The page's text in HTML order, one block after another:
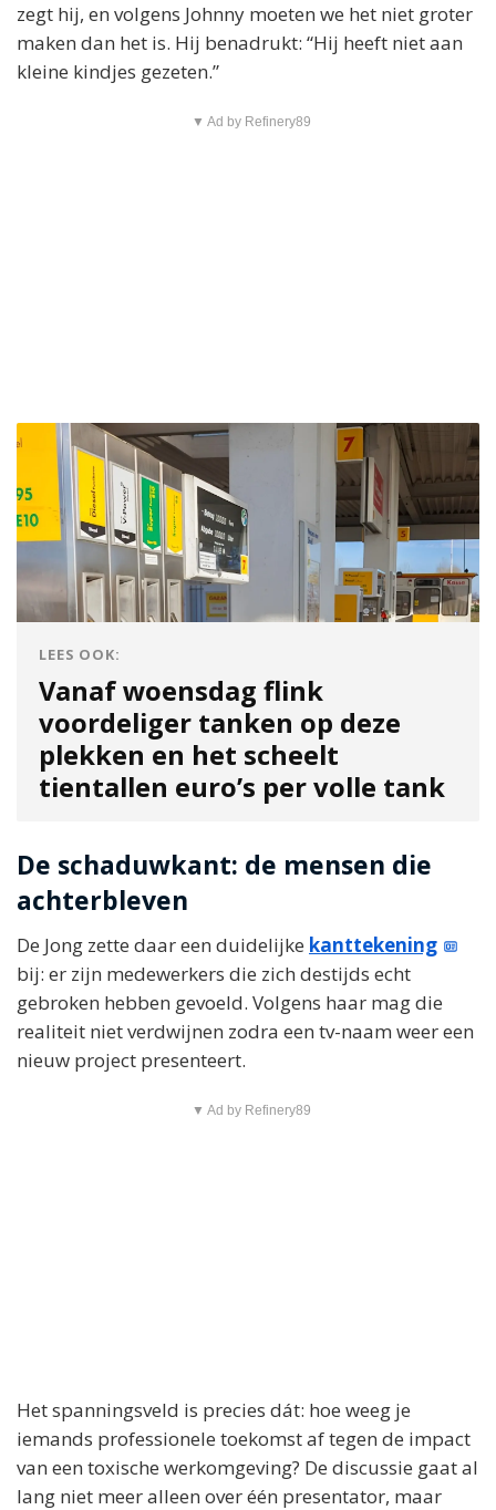
zegt hij, en volgens Johnny moeten we het niet groter
maken dan het is. Hij benadrukt: “Hij heeft niet aan
kleine kindjes gezeten.”
▼ Ad by Refinery89
LEES OOK:
Vanaf woensdag flink
voordeliger tanken op deze
plekken en het scheelt
tientallen euro’s per volle tank
De schaduwkant: de mensen die
achterbleven
De Jong zette daar een duidelijke kanttekening
bij: er zijn medewerkers die zich destijds echt
gebroken hebben gevoeld. Volgens haar mag die
realiteit niet verdwijnen zodra een tv-naam weer een
nieuw project presenteert.
▼ Ad by Refinery89
Het spanningsveld is precies dát: hoe weeg je
iemands professionele toekomst af tegen de impact
van een toxische werkomgeving? De discussie gaat al
lang niet meer alleen over één presentator, maar